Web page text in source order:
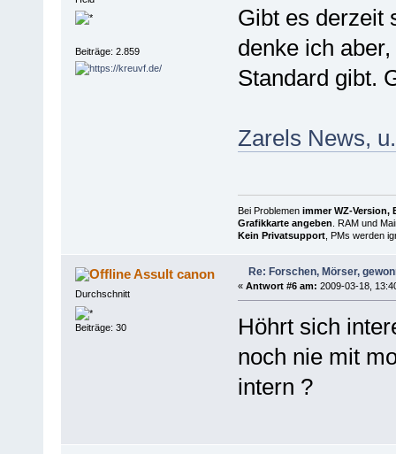
Beiträge: 2.859
Gibt es derzeit
denke ich
Standard gibt.
Zarels News,
Bei Problemen immer WZ-Version,
Grafikkarte angeben. RAM und
Kein Privatsupport, PMs werden
Assult canon
Durchschnitt
Beiträge: 30
Re: Forschen, Mörser,
« Antwort #6 am: 2009-03-18,
Höhrt sich
noch nie mit
intern ?